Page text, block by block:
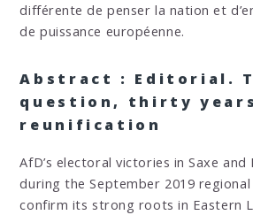
différente de penser la nation et
de puissance européenne.
Abstract : Editorial.
question, thirty
reunification
AfD’s electoral victories in Saxe
during the September 2019 regional
confirm its strong roots in Eastern